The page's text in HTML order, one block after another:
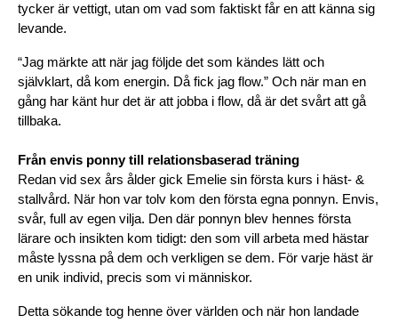
tycker är vettigt, utan om vad som faktiskt får en att känna sig
levande.
“Jag märkte att när jag följde det som kändes lätt och
självklart, då kom energin. Då fick jag flow.” Och när man en
gång har känt hur det är att jobba i flow, då är det svårt att gå
tillbaka.
Från envis ponny till relationsbaserad träning
Redan vid sex års ålder gick Emelie sin första kurs i häst- &
stallvård. När hon var tolv kom den första egna ponnyn. Envis,
svår, full av egen vilja. Den där ponnyn blev hennes första
lärare och insikten kom tidigt: den som vill arbeta med hästar
måste lyssna på dem och verkligen se dem. För varje häst är
en unik individ, precis som vi människor.
Detta sökande tog henne över världen och när hon landade